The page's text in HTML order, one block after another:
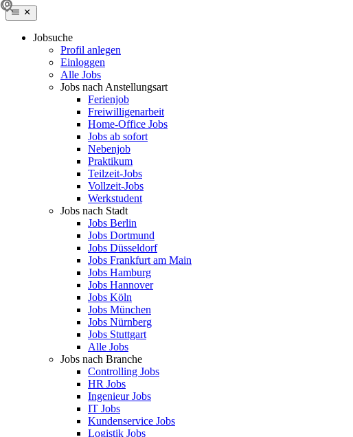
Jobsuche
Profil anlegen
Einloggen
Alle Jobs
Jobs nach Anstellungsart
Ferienjob
Freiwilligenarbeit
Home-Office Jobs
Jobs ab sofort
Nebenjob
Praktikum
Teilzeit-Jobs
Vollzeit-Jobs
Werkstudent
Jobs nach Stadt
Jobs Berlin
Jobs Dortmund
Jobs Düsseldorf
Jobs Frankfurt am Main
Jobs Hamburg
Jobs Hannover
Jobs Köln
Jobs München
Jobs Nürnberg
Jobs Stuttgart
Alle Jobs
Jobs nach Branche
Controlling Jobs
HR Jobs
Ingenieur Jobs
IT Jobs
Kundenservice Jobs
Logistik Jobs